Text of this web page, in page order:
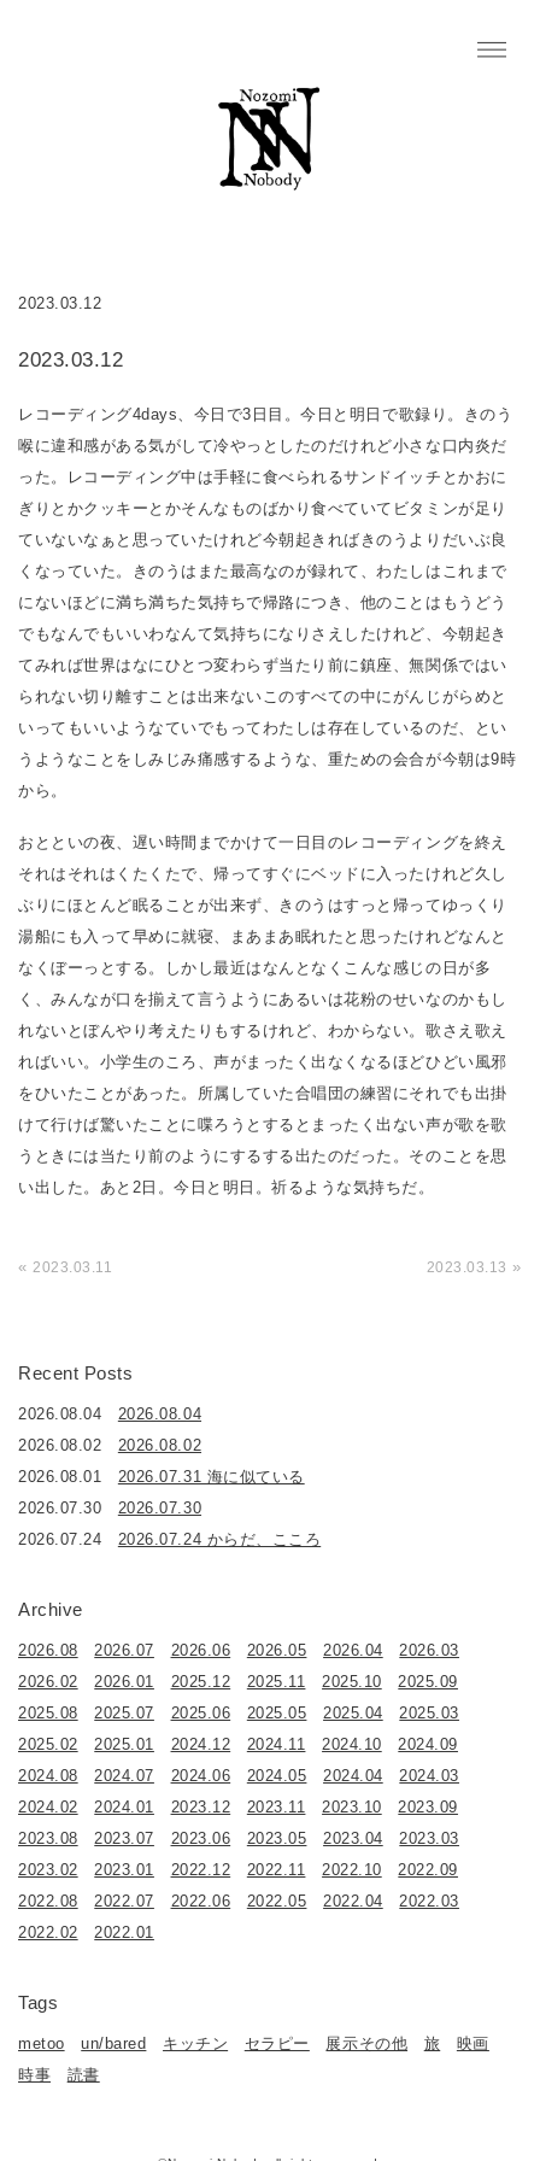
2023.03.12
2023.03.12
レコーディング4days、今日で3日目。今日と明日で歌録り。きのう
喉に違和感がある気がして冷やっとしたのだけれど小さな口内炎だ
った。レコーディング中は手軽に食べられるサンドイッチとかおに
ぎりとかクッキーとかそんなものばかり食べていてビタミンが足り
ていないなぁと思っていたけれど今朝起きればきのうよりだいぶ良
くなっていた。きのうはまた最高なのが録れて、わたしはこれまで
にないほどに満ち満ちた気持ちで帰路につき、他のことはもうどう
でもなんでもいいわなんて気持ちになりさえしたけれど、今朝起き
てみれば世界はなにひとつ変わらず当たり前に鎮座、無関係ではい
られない切り離すことは出来ないこのすべての中にがんじがらめと
いってもいいようなていでもってわたしは存在しているのだ、とい
うようなことをしみじみ痛感するような、重ための会合が今朝は9時
から。
おとといの夜、遅い時間までかけて一日目のレコーディングを終え
それはそれはくたくたで、帰ってすぐにベッドに入ったけれど久し
ぶりにほとんど眠ることが出来ず、きのうはすっと帰ってゆっくり
湯船にも入って早めに就寝、まあまあ眠れたと思ったけれどなんと
なくぼーっとする。しかし最近はなんとなくこんな感じの日が多
く、みんなが口を揃えて言うようにあるいは花粉のせいなのかもし
れないとぼんやり考えたりもするけれど、わからない。歌さえ歌え
ればいい。小学生のころ、声がまったく出なくなるほどひどい風邪
をひいたことがあった。所属していた合唱団の練習にそれでも出掛
けて行けば驚いたことに喋ろうとするとまったく出ない声が歌を歌
うときには当たり前のようにするする出たのだった。そのことを思
い出した。あと2日。今日と明日。祈るような気持ちだ。
« 2023.03.11 2023.03.13 »
Recent Posts
2026.08.04
2026.08.04
2026.08.02
2026.08.02
2026.08.01
2026.07.31 海に似ている
2026.07.30
2026.07.30
2026.07.24
2026.07.24 からだ、こころ
Archive
2026.08 2026.07 2026.06 2026.05 2026.04
2026.03
2026.02
2026.01 2025.12 2025.11 2025.10
2025.09
2025.08
2025.07 2025.06 2025.05 2025.04
2025.03
2025.02
2025.01 2024.12 2024.11 2024.10
2024.09
2024.08
2024.07 2024.06 2024.05 2024.04
2024.03
2024.02
2024.01 2023.12 2023.11 2023.10
2023.09
2023.08
2023.07 2023.06 2023.05 2023.04
2023.03
2023.02
2023.01 2022.12 2022.11 2022.10
2022.09
2022.08
2022.07 2022.06 2022.05 2022.04
2022.03
2022.02
2022.01
Tags
metoo un/bared キッチン セラピー 展示その他 旅
映画
時事
読書